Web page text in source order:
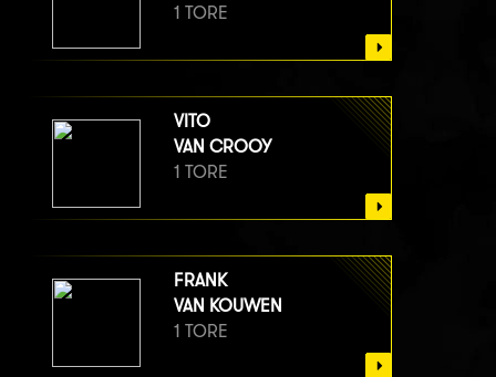
1 TORE
VITO
VAN CROOY
1 TORE
FRANK
VAN KOUWEN
1 TORE